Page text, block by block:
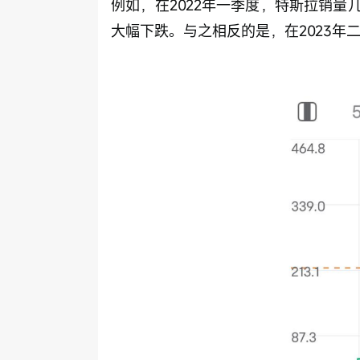
例如，在2022年一季度，特斯拉销量
大幅下跌。与之相反的是，在2023年